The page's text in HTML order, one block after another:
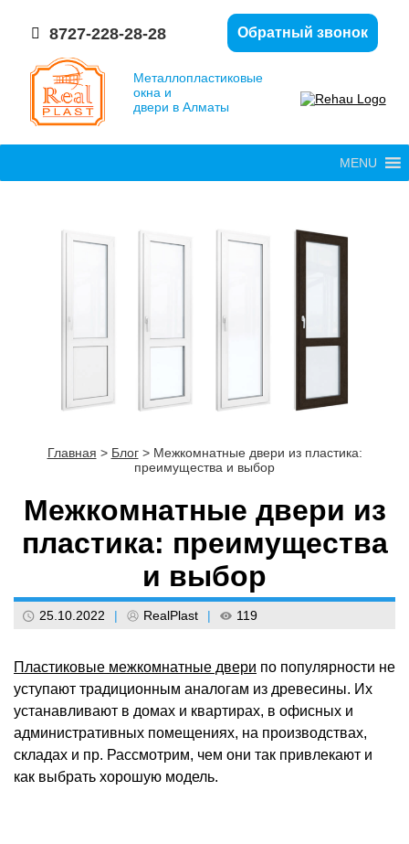
Обратный звонок
8727-228-28-28
Металлопластиковые
окна и
двери в Алматы
MENU
Главная > Блог> Межкомнатные двери из пластика:
преимущества и выбор
Межкомнатные двери из
пластика: преимущества
и выбор
25.10.2022 | RealPlast | 119
Пластиковые межкомнатные двери по популярности не
уступают традиционным аналогам из древесины. Их
устанавливают в домах и квартирах, в офисных и
административных помещениях, на производствах,
складах и пр. Рассмотрим, чем они так привлекают и
как выбрать хорошую модель.